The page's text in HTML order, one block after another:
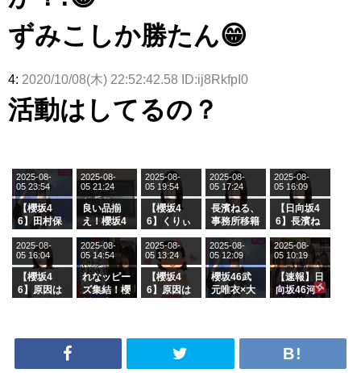
ずみこしか勝たん😁
4: 2020/10/08(木) 22:52:42.58 ID:ij8RkfpI0
活動はしてるの？
【櫻坂4
6】田村保
ージを脱い
でいた理由
2025-08-
05 23:54
良い品揃
え！櫻坂4
グル『Mak
e or Brea
k』オフィ
シャルグッ
ズ絶賛販売
2025-08-
05 21:24
【櫻坂4
6】くりぃ
の2人を手
玉に取る大
沼晶保【く
りぃむナン
タラ】
2025-08-
05 19:54
長濱ねる、
事務所移籍
属を発表
2025-08-
05 17:24
【日向坂4
6】長濱ね
ら移籍しフ
ラーム所属
に。これで
事務所に所
属している
がこちら
2025-08-
05 16:09
【櫻坂4
6】原因は
ざわつかせ
2025-08-
05 16:04
れなッピー
ズ集結！櫻
「ラヴィッ
スタジオ出
2025-08-
05 14:54
【櫻坂4
6】原因は
ざわつかせ
2025-08-
05 13:24
櫻坂46武
元唯衣×大
さんに恐怖
ナンタラ】
2025-08-
05 12:09
【速報】日
向坂46河
2025-08-
05 10:19